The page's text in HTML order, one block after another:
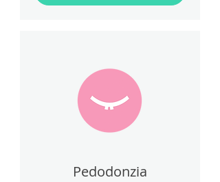
Pedodonzia